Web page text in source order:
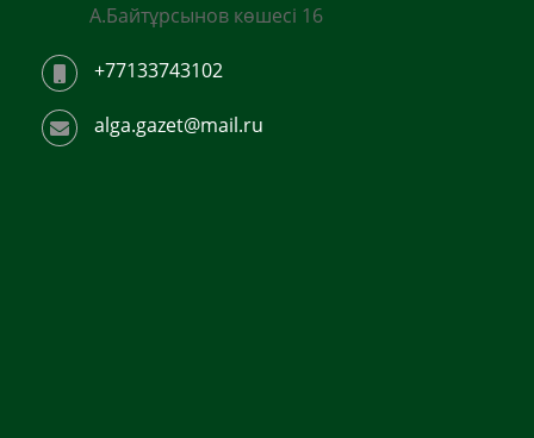
А.Байтұрсынов көшесі 16
+77133743102
alga.gazet@mail.ru